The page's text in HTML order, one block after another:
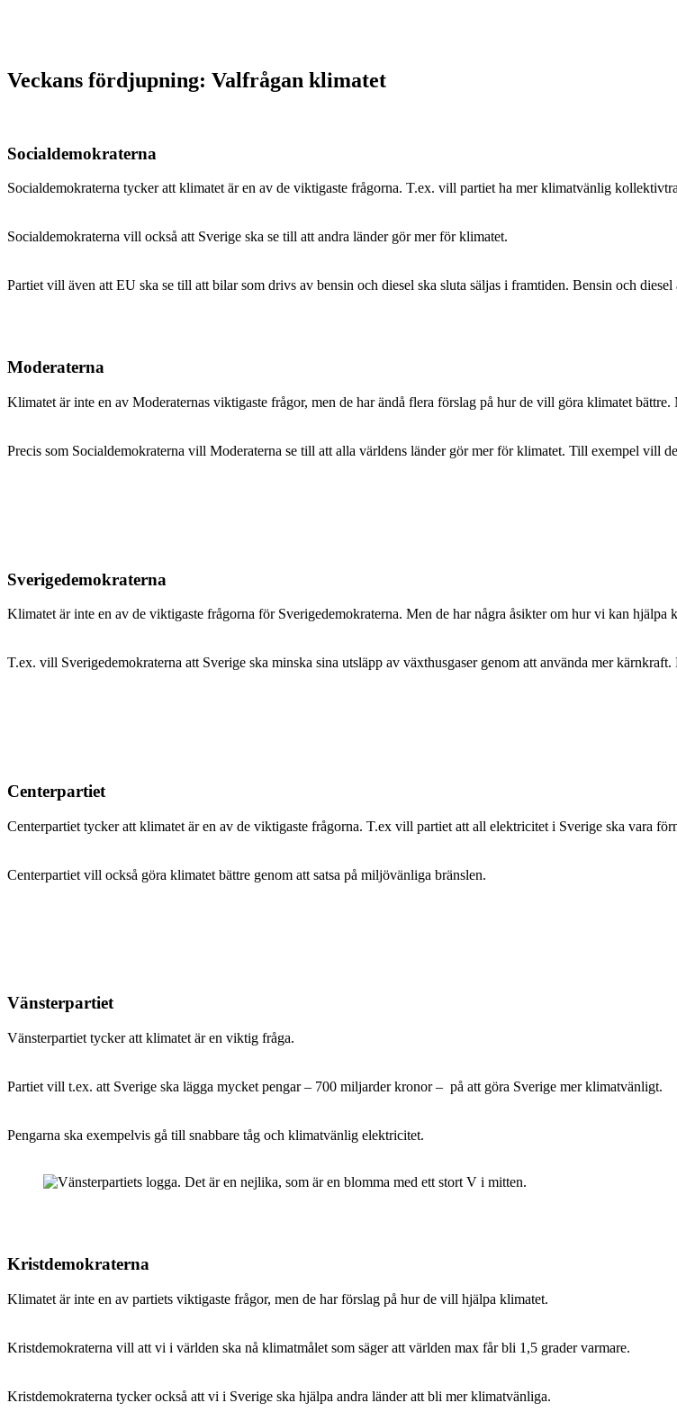
Veckans fördjupning: Valfrågan klimatet
Socialdemokraterna
Socialdemokraterna tycker att klimatet är en av de viktigaste frågorna. T.ex. vill partiet ha mer klimatvänlig
Socialdemokraterna vill också att Sverige ska se till att andra länder gör mer för klimatet.
Partiet vill även att EU ska se till att bilar som drivs av bensin och diesel ska sluta säljas i framtiden. Bensin och
Moderaterna
Klimatet är inte en av Moderaternas viktigaste frågor, men de har ändå flera förslag på hur de vill göra klimatet
Precis som Socialdemokraterna vill Moderaterna se till att alla världens länder gör mer för klimatet. Till exempel vill
Sverigedemokraterna
Klimatet är inte en av de viktigaste frågorna för Sverigedemokraterna. Men de har några åsikter om hur vi kan hjälpa
T.ex. vill Sverigedemokraterna att Sverige ska minska sina utsläpp av växthusgaser genom att använda mer
Centerpartiet
Centerpartiet tycker att klimatet är en av de viktigaste frågorna. T.ex vill partiet att all elektricitet i Sverige ska vara
Centerpartiet vill också göra klimatet bättre genom att satsa på miljövänliga bränslen.
Vänsterpartiet
Vänsterpartiet tycker att klimatet är en viktig fråga.
Partiet vill t.ex. att Sverige ska lägga mycket pengar – 700 miljarder kronor – på att göra Sverige mer klimatvänligt.
Pengarna ska exempelvis gå till snabbare tåg och klimatvänlig elektricitet.
Kristdemokraterna
Klimatet är inte en av partiets viktigaste frågor, men de har förslag på hur de vill hjälpa klimatet.
Kristdemokraterna vill att vi i världen ska nå klimatmålet som säger att världen max får bli 1,5 grader varmare.
Kristdemokraterna tycker också att vi i Sverige ska hjälpa andra länder att bli mer klimatvänliga.